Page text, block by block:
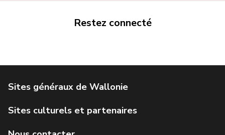
Restez connecté
Service public de Wallonie